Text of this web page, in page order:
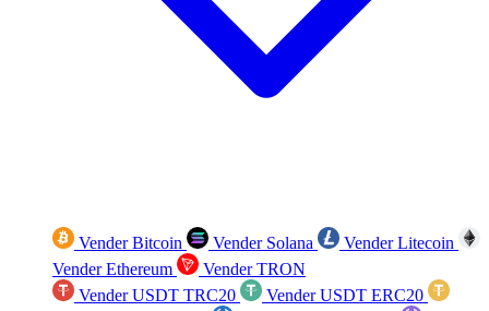
Vender Bitcoin Vender Solana
Vender Litecoin
Vender Ethereum
Vender TRON
Vender USDT TRC20
Vender USDT ERC20